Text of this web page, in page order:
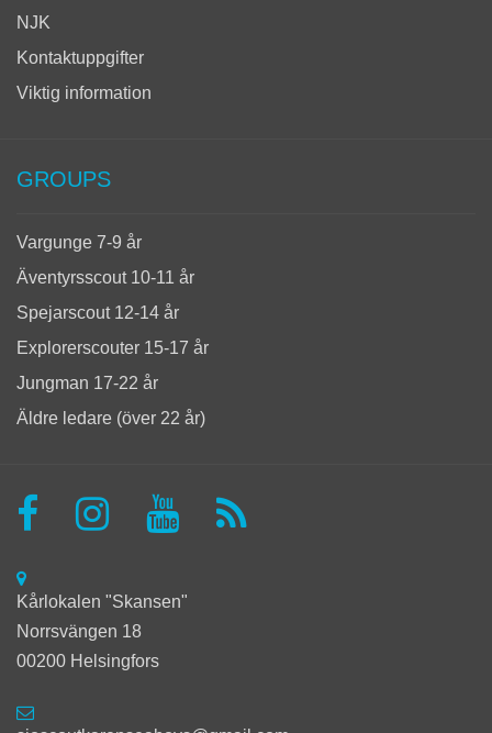
NJK
Kontaktuppgifter
Viktig information
GROUPS
Vargunge 7-9 år
Äventyrsscout 10-11 år
Spejarscout 12-14 år
Explorerscouter 15-17 år
Jungman 17-22 år
Äldre ledare (över 22 år)
Kårlokalen "Skansen"
Norrsvängen 18
00200 Helsingfors